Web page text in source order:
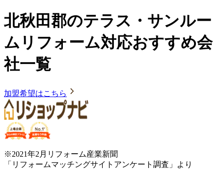
北秋田郡のテラス・サンルー
ムリフォーム対応おすすめ会
社一覧
加盟希望はこちら
※2021年2月リフォーム産業新聞
「リフォームマッチングサイトアンケート調査」より